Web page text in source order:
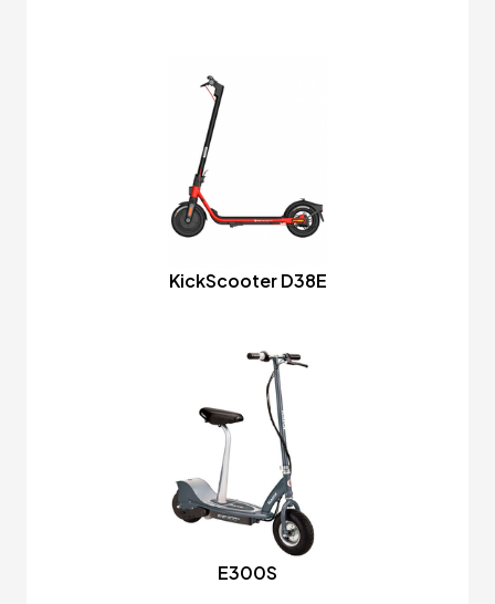
KickScooter D38E
E300S